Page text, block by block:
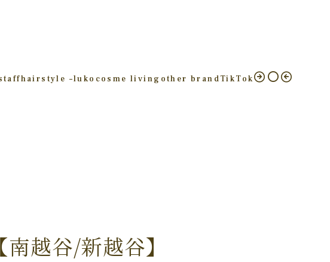
hairstyle –luko cosme living other brandTikTok
越谷/新越谷】